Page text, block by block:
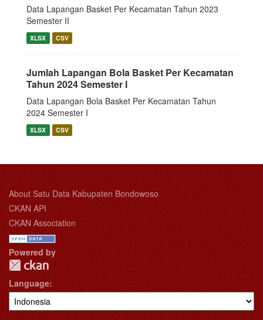
Data Lapangan Basket Per Kecamatan Tahun 2023
Semester II
XLSX CSV
Jumlah Lapangan Bola Basket Per Kecamatan
Tahun 2024 Semester I
Data Lapangan Bola Basket Per Kecamatan Tahun
2024 Semester I
XLSX CSV
About Satu Data Kabupaten Bondowoso
CKAN API
CKAN Association
Powered by
Language